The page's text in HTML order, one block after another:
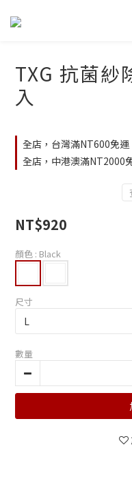
TXG 抗菌紗
入
全店，台灣滿NT600免運
全店，中港澳滿NT2000
NT$920
顏色 : Black
尺寸
數量